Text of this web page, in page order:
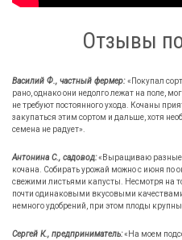
Отзывы
Василий Ф., частный фермер: «Покупал
рано, однако они недолго лежат на поле,
не требуют постоянного ухода. Кочаны
закупаться этим сортом и дальше, хотя
семена не радует».
Антонина С., садовод:«Выращиваю разные
кочана. Собирать урожай можно с июня по
свежими листьями капусты. Несмотря на
почти одинаковыми вкусовыми
немного удобрений, при этом плоды
Сергей К., предприниматель:«На моем